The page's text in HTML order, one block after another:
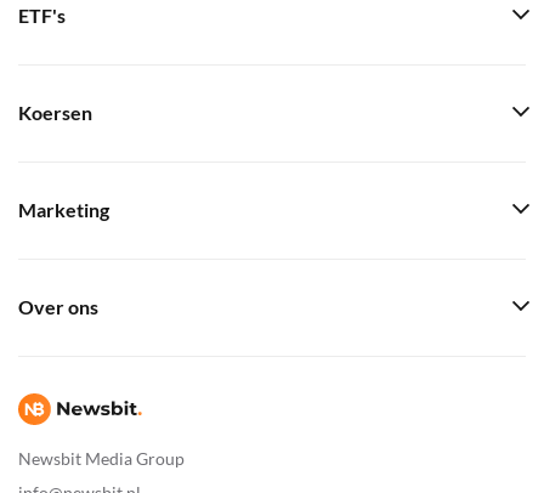
Newsbit Media Group
ETF's
Koersen
Marketing
Over ons